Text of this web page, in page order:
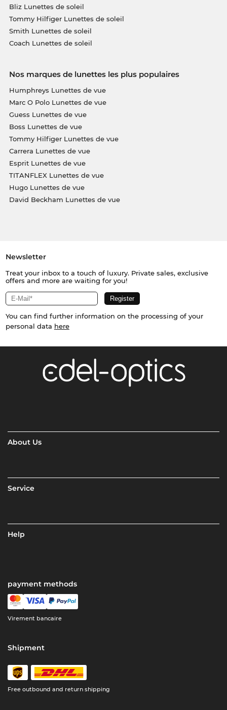
Bliz Lunettes de soleil
Tommy Hilfiger Lunettes de soleil
Smith Lunettes de soleil
Coach Lunettes de soleil
Nos marques de lunettes les plus populaires
Humphreys Lunettes de vue
Marc O Polo Lunettes de vue
Guess Lunettes de vue
Boss Lunettes de vue
Tommy Hilfiger Lunettes de vue
Carrera Lunettes de vue
Esprit Lunettes de vue
TITANFLEX Lunettes de vue
Hugo Lunettes de vue
David Beckham Lunettes de vue
Newsletter
Treat your inbox to a touch of luxury. Private sales, exclusive
offers and more are waiting for you!
You can find further information on the processing of your
personal data here
About Us
Service
Help
payment methods
Virement bancaire
Shipment
Free outbound and return shipping